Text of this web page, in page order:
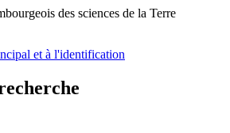
des sciences de la Terre
et à l'identification